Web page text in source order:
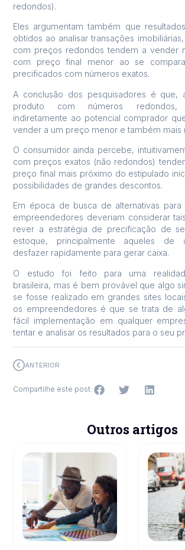
redondos).
Eles argumentam também que
obtidos ao analisar transações
com preços redondos tendem a vender
com preço final menor ao se
precificados com números exatos.
A conclusão dos pesquisadores é que,
produto com números redondos,
indiretamente ao potencial comprador
vender a um preço menor e também mais
O consumidor ainda percebe,
com preços exatos (não redondos)
preço final mais próximo do estipulado
possibilidades de grandes descontos.
Em época de busca de alternativas
empreendedores deveriam considerar
rever a estratégia de precificação de
estoque, principalmente aqueles
desfazer rapidamente para gerar caixa.
O estudo foi feito para uma
brasileira, mas é bem provável que algo
se fosse realizado em grandes sites
os empreendedores é que se trata de
fácil implementação em qualquer
tentar e analisar os resultados para o seu
ANTERIOR
Compartilhe este post:
Outros artigos